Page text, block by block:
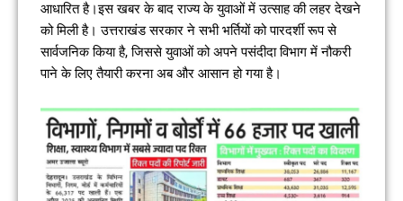
आधारित है।इस खबर के बाद राज्य के युवाओं में उत्साह की लहर देखने
को मिली है। उत्तराखंड सरकार ने सभी भर्तियों को पारदर्शी रूप से
सार्वजनिक किया है, जिससे युवाओं को अपने पसंदीदा विभाग में नौकरी
पाने के लिए तैयारी करना अब और आसान हो गया है।